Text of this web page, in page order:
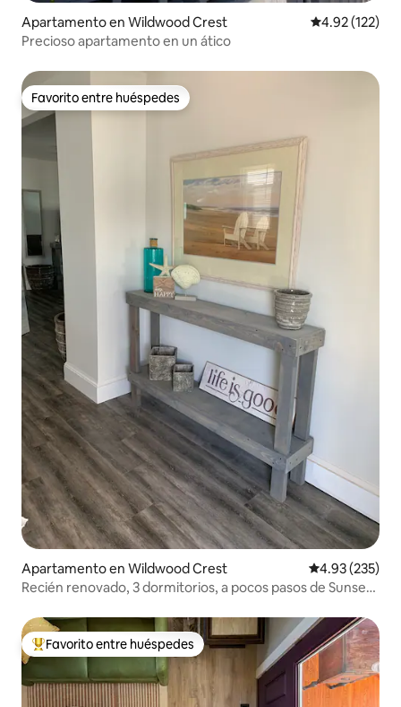
Apartamento en Wildwood Crest Calificación
4.92 (122)
Precioso apartamento en un ático
Favorito entre huéspedes
Favorito entre huéspedes
Apartamento en Wildwood Crest Calificación
4.93 (235)
Recién renovado, 3 dormitorios, a pocos pasos de Sunset
Favorito entre huéspedes preferido
Favorito entre huéspedes